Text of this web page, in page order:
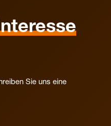
Sie uns eine